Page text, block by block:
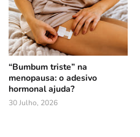
“Bumbum triste” na
menopausa: o adesivo
hormonal ajuda?
30 Julho, 2026